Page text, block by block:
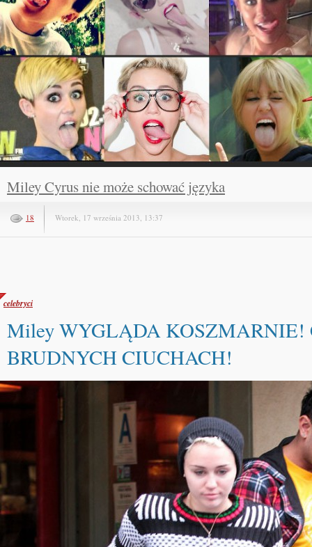
Miley Cyrus nie może schować języka
18 Wtorek, 17 września 2013, 13:37
celebryci
Miley WYGLĄDA KOSZMARNIE!
BRUDNYCH CIUCHACH!